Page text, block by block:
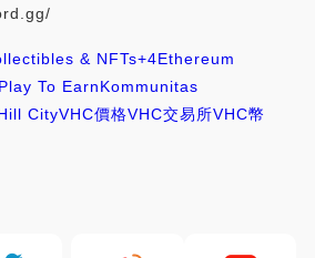
& NFTs+4Ethereum
Play To EarnKommunitas
CityVHC價格VHC交易所VHC幣